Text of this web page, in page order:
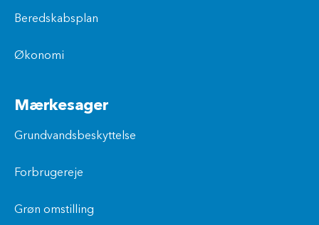
Beredskabsplan
Økonomi
Mærkesager
Grundvandsbeskyttelse
Forbrugereje
Grøn omstilling